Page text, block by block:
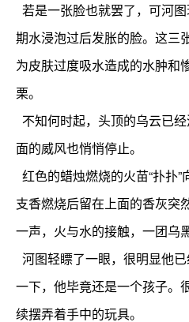
若是一张脸也就罢了，可河
期水浸泡过后发胀的脸。这三
为皮肤过度吸水造成的水肿和
栗。
不知何时起，头顶的乌云已
面的威风也悄悄停止。
红色的蜡烛燃烧的火苗“扑扑
支香燃烧后留在上面的香灰突
一声，火与水的接触，一团乌
河图轻瞟了一眼，很明显他
一下，他毕竟还是一个孩子。
续摆弄着手中的玩具。